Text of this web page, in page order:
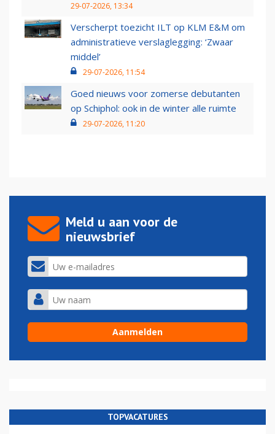
29-07-2026, 13:34
Verscherpt toezicht ILT op KLM E&M om
administratieve verslaglegging: ‘Zwaar
middel’
29-07-2026, 11:54
Goed nieuws voor zomerse debutanten
op Schiphol: ook in de winter alle ruimte
29-07-2026, 11:20
Meld u aan voor de
nieuwsbrief
TOPVACATURES